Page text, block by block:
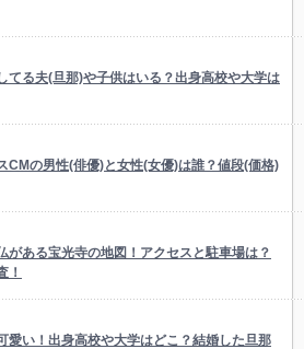
てる夫(旦那)や子供はいる？出身高校や大学は
CMの男性(俳優)と女性(女優)は誰？値段(価格)
がある宝光寺の地図！アクセスと駐車場は？
！
愛い！出身高校や大学はどこ？結婚した旦那